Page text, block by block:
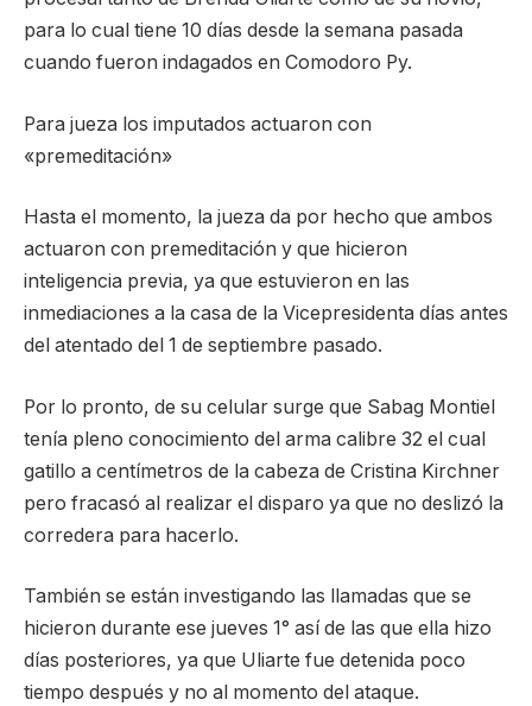
para lo cual tiene 10 días desde la semana pasada
cuando fueron indagados en Comodoro Py.
Para jueza los imputados actuaron con
«premeditación»
Hasta el momento, la jueza da por hecho que ambos
actuaron con premeditación y que hicieron
inteligencia previa, ya que estuvieron en las
inmediaciones a la casa de la Vicepresidenta días antes
del atentado del 1 de septiembre pasado.
Por lo pronto, de su celular surge que Sabag Montiel
tenía pleno conocimiento del arma calibre 32 el cual
gatillo a centímetros de la cabeza de Cristina Kirchner
pero fracasó al realizar el disparo ya que no deslizó la
corredera para hacerlo.
También se están investigando las llamadas que se
hicieron durante ese jueves 1° así de las que ella hizo
días posteriores, ya que Uliarte fue detenida poco
tiempo después y no al momento del ataque.